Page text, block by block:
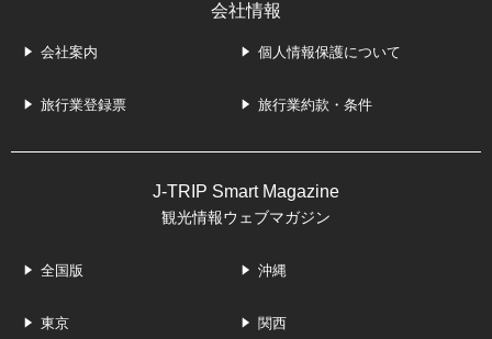
会社情報
会社案内 個人情報保護について
旅行業登録票 旅行業約款・条件
J-TRIP Smart Magazine
観光情報ウェブマガジン
全国版 沖縄
東京 関西